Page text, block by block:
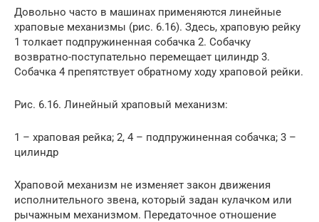
Довольно часто в машинах применяются линейные
храповые механизмы (рис. 6.16). Здесь, храповую рейку
1 толкает подпружиненная собачка 2. Собачку
возвратно-поступательно перемещает цилиндр 3.
Собачка 4 препятствует обратному ходу храповой рейки.
Рис. 6.16. Линейный храповый механизм:
1 – храповая рейка; 2, 4 – подпружиненная собачка; 3 –
цилиндр
Храповой механизм не изменяет закон движения
исполнительного звена, который задан кулачком или
рычажным механизмом. Передаточное отношение